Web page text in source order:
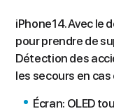
iPhone14. Avec le
pour prendre de
Détection des
les secours en cas
Écran: OLED